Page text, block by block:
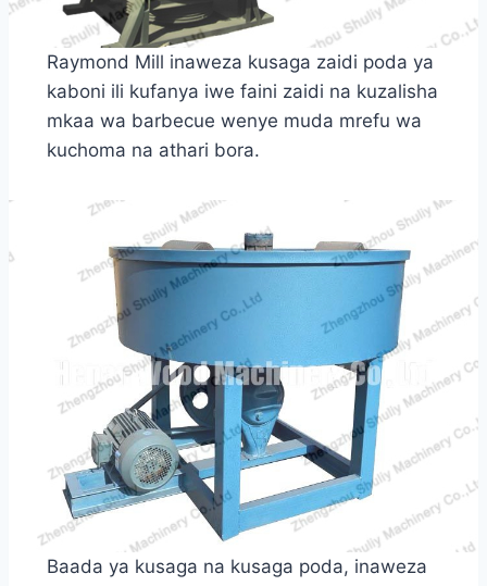
Raymond Mill inaweza kusaga zaidi poda ya
kaboni ili kufanya iwe faini zaidi na kuzalisha
mkaa wa barbecue wenye muda mrefu wa
kuchoma na athari bora.
Baada ya kusaga na kusaga poda, inaweza